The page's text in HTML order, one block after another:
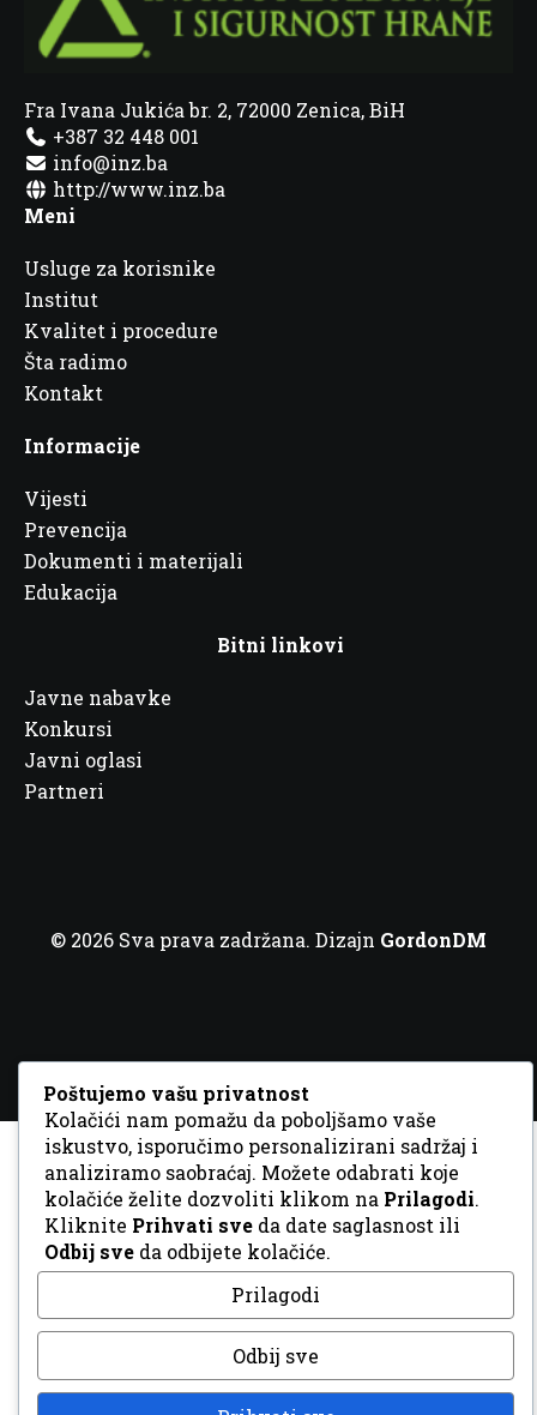
Fra Ivana Jukića br. 2, 72000 Zenica, BiH
+387 32 448 001
info@inz.ba
http://www.inz.ba
Meni
Usluge za korisnike
Institut
Kvalitet i procedure
Šta radimo
Kontakt
Informacije
Vijesti
Prevencija
Dokumenti i materijali
Edukacija
Bitni linkovi
Javne nabavke
Konkursi
Javni oglasi
Partneri
© 2026 Sva prava zadržana. Dizajn GordonDM
Poštujemo vašu privatnost
Kolačići nam pomažu da poboljšamo vaše
iskustvo, isporučimo personalizirani sadržaj i
analiziramo saobraćaj. Možete odabrati koje
kolačiće želite dozvoliti klikom na Prilagodi.
Kliknite Prihvati sve da date saglasnost ili
Odbij sve da odbijete kolačiće.
Prilagodi
Odbij sve